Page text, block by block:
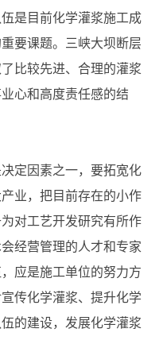
是目前化学灌浆施工成
要课题。三峡大坝断层
比较先进、合理的灌浆
心和高度责任感的结
定因素之一，要拓宽化
业，把目前存在的小作
对工艺开发研究有所作
经营管理的人才和专家
应是施工单位的努力方
传化学灌浆、提升化学
的建设，发展化学灌浆